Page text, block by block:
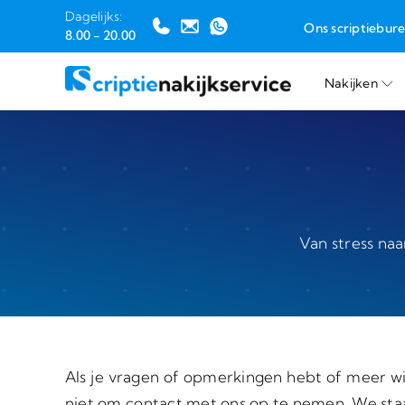
Ga
Dagelijks:
8.00 - 20.00
Ons
Nakijken
Van stress
Als je vragen of opmerkingen hebt of meer